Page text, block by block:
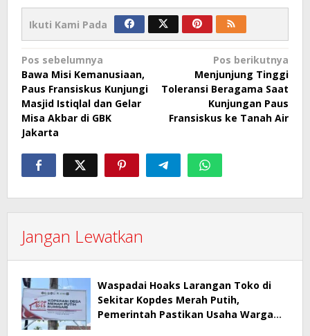
Ikuti Kami Pada
Navigasi
pos
Pos sebelumnya
Bawa Misi Kemanusiaan,
Paus Fransiskus Kunjungi
Masjid Istiqlal dan Gelar
Misa Akbar di GBK
Jakarta
Pos berikutnya
Menjunjung Tinggi
Toleransi Beragama Saat
Kunjungan Paus
Fransiskus ke Tanah Air
Jangan Lewatkan
Waspadai Hoaks Larangan Toko di
Sekitar Kopdes Merah Putih,
Pemerintah Pastikan Usaha Warga